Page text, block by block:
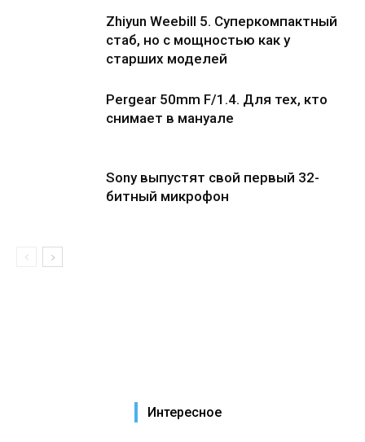
Zhiyun Weebill 5. Cуперкомпактный
стаб, но с мощностью как у
старших моделей
Pergear 50mm F/1.4. Для тех, кто
снимает в мануале
Sony выпустят свой первый 32-
битный микрофон
Интересное